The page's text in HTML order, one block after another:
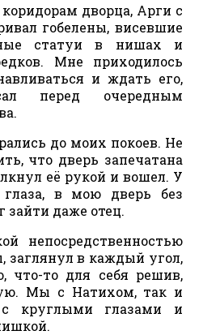
дворца, Арги с
гобелены, висевшие
статуи в нишах и
Мне приходилось
и ждать его,
перед очередным
до моих покоев. Не
что дверь запечатана
её рукой и вошел. У
в мою дверь без
зайти даже отец.
непосредственностью
заглянул в каждый угол,
то для себя решив,
Мы с Натихом, так и
круглыми глазами и